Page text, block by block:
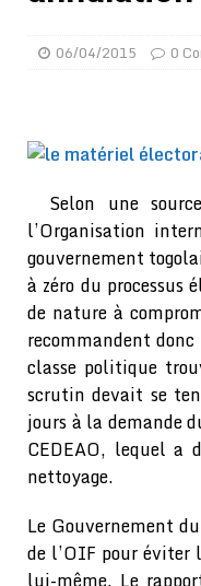
[ 02/
[ 02/
[ 31/
[ 31/
[ 31/
[ 31/
[ 31/
[ 30/
[ 05/
06/04/2015 0
Selon une
l’Organisation
gouvernement
à zéro du
de nature à
recommandent
classe politique
scrutin devait se
jours à la demande
CEDEAO, lequel a
nettoyage.
Le Gouvernement
de l’OIF pour éviter